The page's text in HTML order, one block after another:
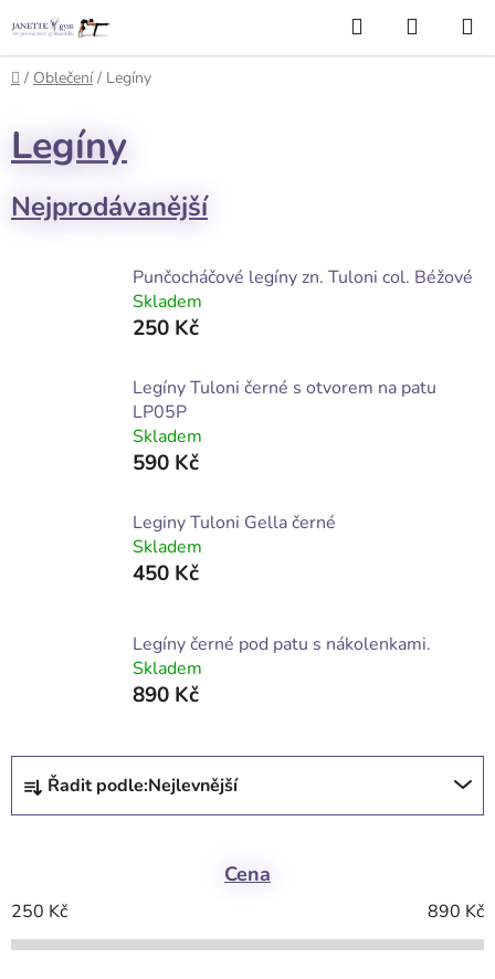
na
obsah
Hledat
KOŠÍK
Domů
/ Oblečení / Legíny
Legíny
Nejprodávanější
Punčocháčové legíny zn. Tuloni col. Béžové
Skladem
250 Kč
Legíny Tuloni černé s otvorem na patu
LP05P
Skladem
590 Kč
Leginy Tuloni Gella černé
Skladem
450 Kč
Legíny černé pod patu s nákolenkami.
Skladem
890 Kč
Ř
z
í
p
Řadit podle:Nejlevnější
Cena
250 Kč 890 Kč